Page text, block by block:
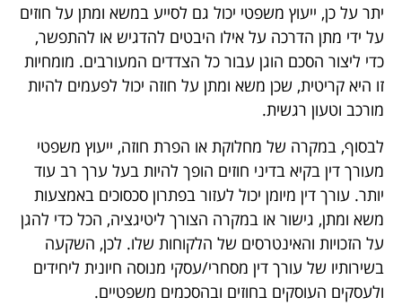
יתר על כן, ייעוץ משפטי יכול גם לסייע במשא ומתן על חוזים
על ידי מתן הדרכה על אילו היבטים להדגיש או להתפשר,
כדי ליצור הסכם הוגן עבור כל הצדדים המעורבים. מומחיות
זו היא קריטית, שכן משא ומתן על חוזה יכול לפעמים להיות
מורכב וטעון רגשית.
לבסוף, במקרה של מחלוקת או הפרת חוזה, ייעוץ משפטי
מעורך דין בקיא בדיני חוזים הופך להיות בעל ערך רב עוד
יותר. עורך דין מיומן יכול לעזור בפתרון סכסוכים באמצעות
משא ומתן, גישור או במקרה הצורך ליטיגציה, הכל כדי להגן
על הזכויות והאינטרסים של הלקוחות שלו. לכן, השקעה
בשירותיו של עורך דין מסחרי/עסקי מנוסה חיונית ליחידים
ולעסקים העוסקים בחוזים ובהסכמים משפטיים.